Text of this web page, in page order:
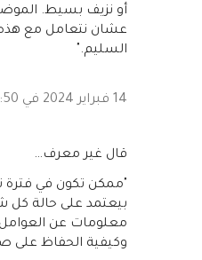
أو نزيف بسيط.
عشان نتعامل مع
السليم."
14 فبراير 2024 في 2:50 م
‏قال غير معرف…
"ممكن تكون في فترة
بيعتمد على حالة كل
معلومات عن العوامل
وكيفية الحفاظ على